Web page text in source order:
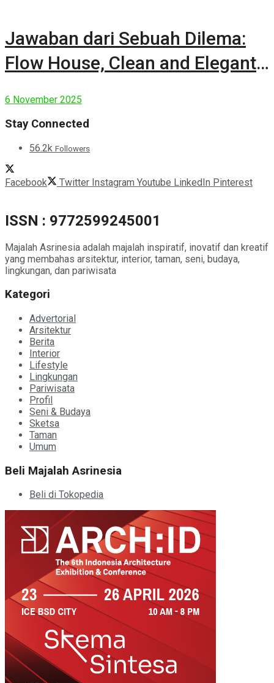
Jawaban dari Sebuah Dilema:
Flow House, Clean and Elegant
6 November 2025
Stay Connected
56.2k Followers
Facebook Twitter Instagram Youtube LinkedIn Pinterest
ISSN : 9772599245001
Majalah Asrinesia adalah majalah inspiratif, inovatif dan kreatif
yang membahas arsitektur, interior, taman, seni, budaya,
lingkungan, dan pariwisata
Kategori
Advertorial
Arsitektur
Berita
Interior
Lifestyle
Lingkungan
Pariwisata
Profil
Seni & Budaya
Sketsa
Taman
Umum
Beli Majalah Asrinesia
Beli di Tokopedia